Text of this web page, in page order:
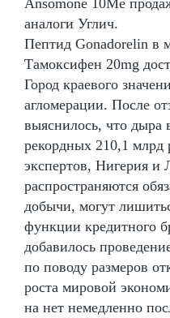
аналоги Углич.
Пептид Gonadorelin в
Тамоксифен 20mg
Город краевого
агломерации. После
выяснилось, что дыра
рекордных 210,1
экспертов, Нигерия и
распространяются
добычи, могут
функции кредитного
добавилось
по поводу размеров
роста мировой
на нет немедленно